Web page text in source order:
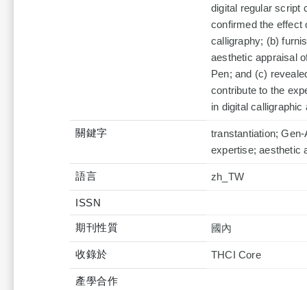
digital regular script
confirmed the effect
calligraphy; (b)
aesthetic appraisal
Pen; and (c)
contribute to the
in digital calligraphic
關鍵字
transtantiation;
expertise; aesthetic
語言 zh_TW
ISSN
期刊性質 國內
收錄於 THCI Core
產學合作